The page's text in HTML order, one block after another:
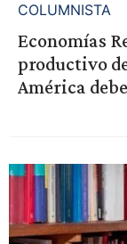
COLUMNISTA
Economías
productivo
América